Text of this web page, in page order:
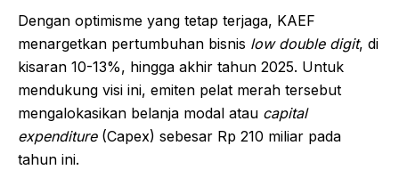
Dengan optimisme yang tetap terjaga, KAEF
menargetkan pertumbuhan bisnis low double digit, di
kisaran 10-13%, hingga akhir tahun 2025. Untuk
mendukung visi ini, emiten pelat merah tersebut
mengalokasikan belanja modal atau capital
expenditure(Capex) sebesar Rp 210 miliar pada
tahun ini.